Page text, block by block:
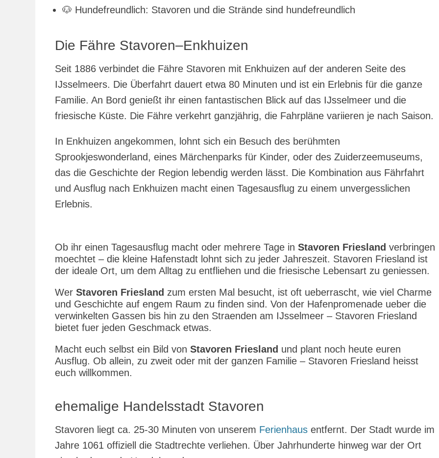
🐶 Hundefreundlich: Stavoren und die Strände sind hundefreundlich
Die Fähre Stavoren–Enkhuizen
Seit 1886 verbindet die Fähre Stavoren mit Enkhuizen auf der anderen Seite des
IJsselmeers. Die Überfahrt dauert etwa 80 Minuten und ist ein Erlebnis für die ganze
Familie. An Bord genießt ihr einen fantastischen Blick auf das IJsselmeer und die
friesische Küste. Die Fähre verkehrt ganzjährig, die Fahrpläne variieren je nach Saison.
In Enkhuizen angekommen, lohnt sich ein Besuch des berühmten
Sprookjeswonderland, eines Märchenparks für Kinder, oder des Zuiderzeemuseums,
das die Geschichte der Region lebendig werden lässt. Die Kombination aus Fährfahrt
und Ausflug nach Enkhuizen macht einen Tagesausflug zu einem unvergesslichen
Erlebnis.
Ob ihr einen Tagesausflug macht oder mehrere Tage in Stavoren Friesland verbringen
moechtet – die kleine Hafenstadt lohnt sich zu jeder Jahreszeit. Stavoren Friesland ist
der ideale Ort, um dem Alltag zu entfliehen und die friesische Lebensart zu geniessen.
Wer Stavoren Friesland zum ersten Mal besucht, ist oft ueberrascht, wie viel Charme
und Geschichte auf engem Raum zu finden sind. Von der Hafenpromenade ueber die
verwinkelten Gassen bis hin zu den Straenden am IJsselmeer – Stavoren Friesland
bietet fuer jeden Geschmack etwas.
Macht euch selbst ein Bild von Stavoren Friesland und plant noch heute euren
Ausflug. Ob allein, zu zweit oder mit der ganzen Familie – Stavoren Friesland heisst
euch willkommen.
ehemalige Handelsstadt Stavoren
Stavoren liegt ca. 25-30 Minuten von unserem Ferienhaus entfernt. Der Stadt wurde im
Jahre 1061 offiziell die Stadtrechte verliehen. Über Jahrhunderte hinweg war der Ort